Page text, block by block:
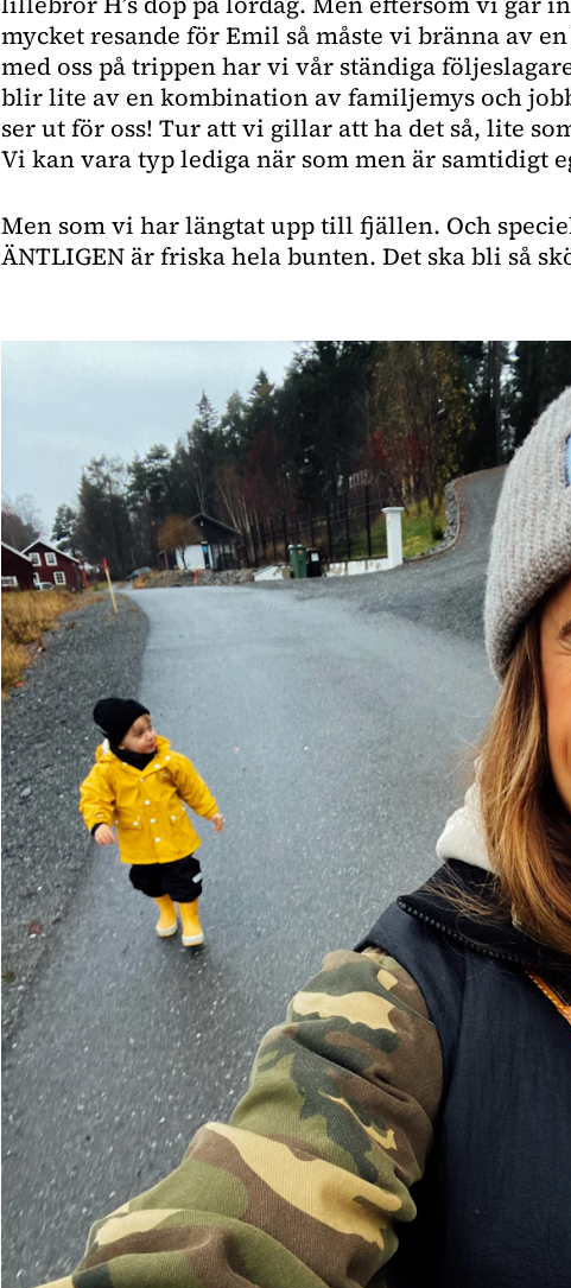
secondsVolume
mycket resande för Emil så måste vi bränna av
med oss på trippen har vi vår ständiga
blir lite av en kombination av familjemys och
ser ut för oss! Tur att vi gillar att ha det så, lite
Vi kan vara typ lediga när som men är samtidigt
Men som vi har längtat upp till fjällen. Och
ÄNTLIGEN är friska hela bunten. Det ska bli så